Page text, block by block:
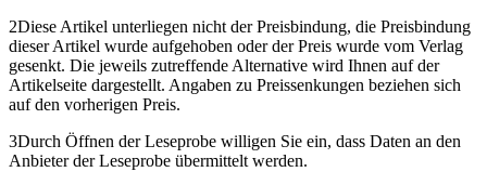
2Diese Artikel unterliegen nicht der Preisbindung, die Preisbindung
dieser Artikel wurde aufgehoben oder der Preis wurde vom Verlag
gesenkt. Die jeweils zutreffende Alternative wird Ihnen auf der
Artikelseite dargestellt. Angaben zu Preissenkungen beziehen sich
auf den vorherigen Preis.
3Durch Öffnen der Leseprobe willigen Sie ein, dass Daten an den
Anbieter der Leseprobe übermittelt werden.